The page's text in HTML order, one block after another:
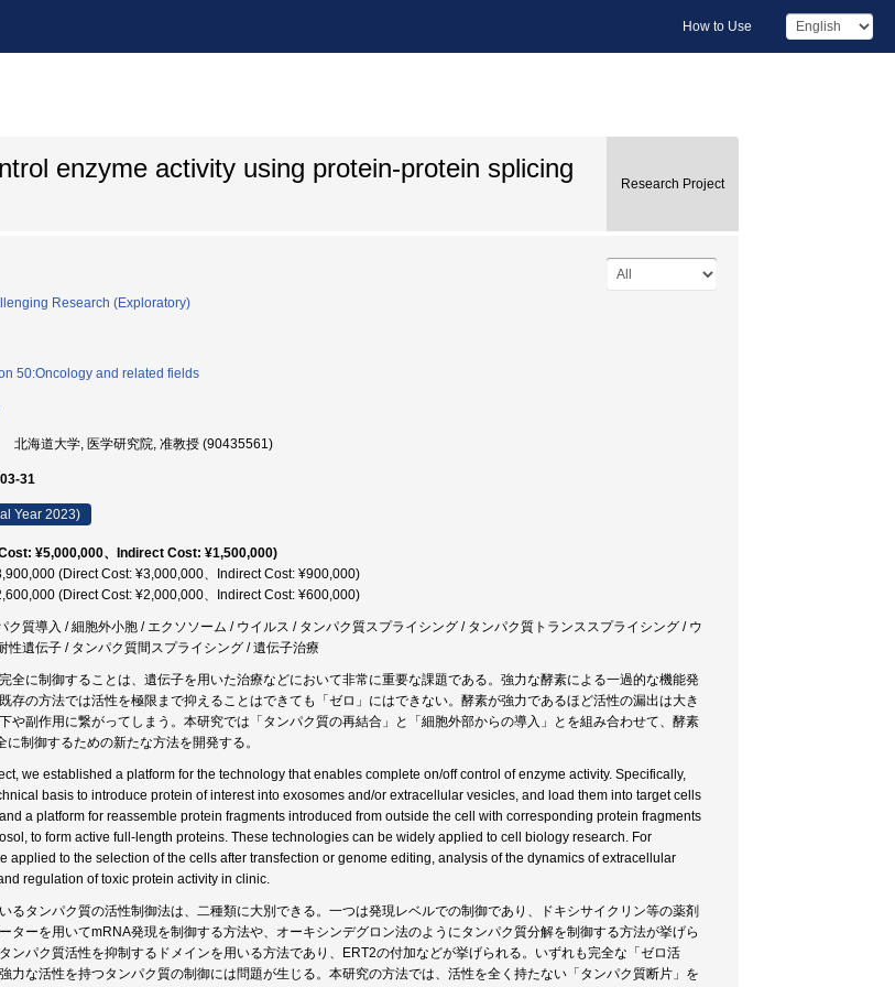
How to Use
enzyme activity using protein-protein splicing
Research Project
Research (Exploratory)
50:Oncology and related fields
北海道大学, 医学研究院, 准教授 (90435561)
31
Year 2023)
¥5,000,000、Indirect Cost: ¥1,500,000)
(Direct Cost: ¥3,000,000、Indirect Cost: ¥900,000)
(Direct Cost: ¥2,000,000、Indirect Cost: ¥600,000)
ク質導入 / 細胞外小胞 / エクソソーム / ウイルス / タンパク質スプライシング / タンパク質トランススプライシング / ウ
性遺伝子 / タンパク質間スプライシング / 遺伝子治療
全に制御することは、遺伝子を用いた治療などにおいて非常に重要な課題である。強力な酵素による一過的な機能発
存の方法では活性を極限まで抑えることはできても「ゼロ」にはできない。酵素が強力であるほど活性の漏出は大き
や副作用に繋がってしまう。本研究では「タンパク質の再結合」と「細胞外部からの導入」とを組み合わせて、酵素
に制御するための新たな方法を開発する。
we established a platform for the technology that enables complete on/off control of enzyme activity. Specifically,
basis to introduce protein of interest into exosomes and/or extracellular vesicles, and load them into target cells
a platform for reassemble protein fragments introduced from outside the cell with corresponding protein fragments
to form active full-length proteins. These technologies can be widely applied to cell biology research. For
applied to the selection of the cells after transfection or genome editing, analysis of the dynamics of extracellular
regulation of toxic protein activity in clinic.
るタンパク質の活性制御法は、二種類に大別できる。一つは発現レベルでの制御であり、ドキシサイクリン等の薬剤
ターを用いてmRNA発現を制御する方法や、オーキシンデグロン法のようにタンパク質分解を制御する方法が挙げら
ンパク質活性を抑制するドメインを用いる方法であり、ERT2の付加などが挙げられる。いずれも完全な「ゼロ活
力な活性を持つタンパク質の制御には問題が生じる。本研究の方法では、活性を全く持たない「タンパク質断片」を